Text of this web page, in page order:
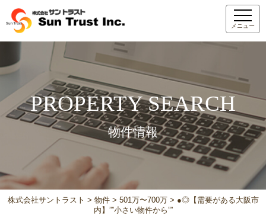
メニュー
PROPERTY SEARCH
物件情報
株式会社サントラスト > 物件> 501万〜700万> ●◎【需要がある大阪市
内】””小さい物件から””